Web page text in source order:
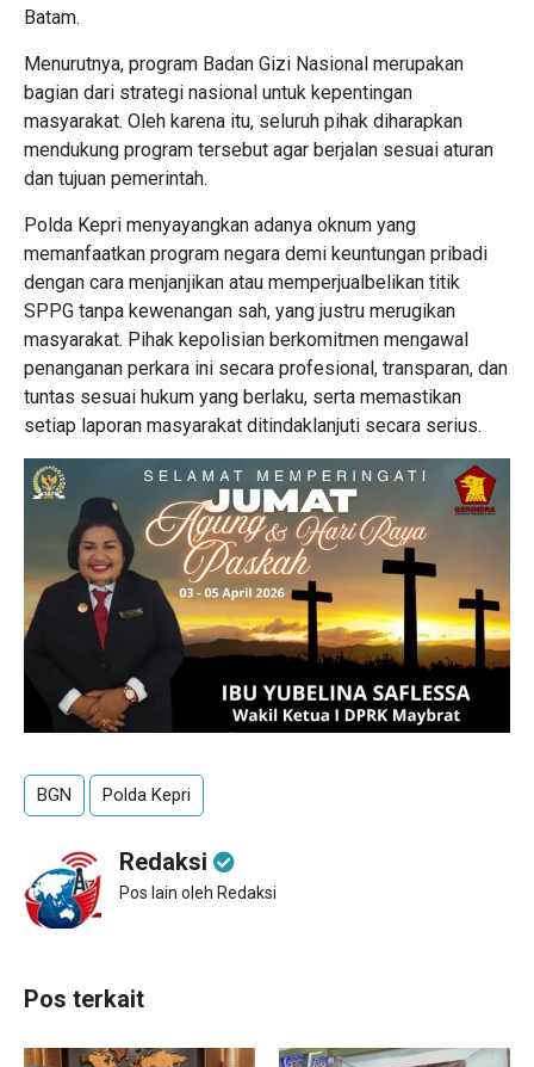
Batam.
Menurutnya, program Badan Gizi Nasional merupakan
bagian dari strategi nasional untuk kepentingan
masyarakat. Oleh karena itu, seluruh pihak diharapkan
mendukung program tersebut agar berjalan sesuai aturan
dan tujuan pemerintah.
Polda Kepri menyayangkan adanya oknum yang
memanfaatkan program negara demi keuntungan pribadi
dengan cara menjanjikan atau memperjualbelikan titik
SPPG tanpa kewenangan sah, yang justru merugikan
masyarakat. Pihak kepolisian berkomitmen mengawal
penanganan perkara ini secara profesional, transparan, dan
tuntas sesuai hukum yang berlaku, serta memastikan
setiap laporan masyarakat ditindaklanjuti secara serius.
BGN Polda Kepri
Redaksi
Pos lain oleh Redaksi
Pos terkait